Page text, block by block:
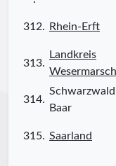
312. Rhein-Erft
313.
Landkreis
Wesermarsch
314.
Baar
315. Saarland